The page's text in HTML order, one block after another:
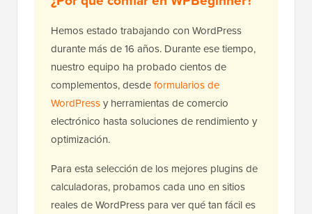
Hemos estado trabajando con WordPress
durante más de 16 años. Durante ese tiempo,
nuestro equipo ha probado cientos de
complementos, desdeformularios de
WordPressy herramientas de comercio
electrónico hasta soluciones de rendimiento y
optimización.
Para esta selección de los mejores plugins de
calculadoras, probamos cada uno en sitios
reales de WordPress para ver qué tan fácil es